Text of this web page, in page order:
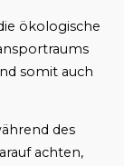
ökologische
somit auch
des
achten,